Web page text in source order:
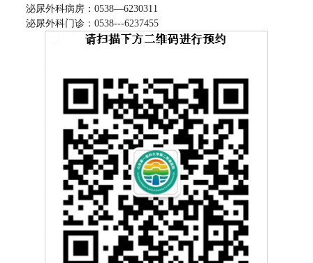
泌尿外科病房：0538—6230311
泌尿外科门诊：0538---6237455